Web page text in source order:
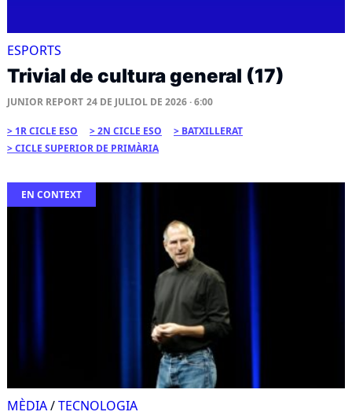
ESPORTS
Trivial de cultura general (17)
JUNIOR REPORT 24 DE JULIOL DE 2026 · 6:00
1R CICLE ESO 2N CICLE ESO
BATXILLERAT
CICLE SUPERIOR DE PRIMÀRIA
EN CONTEXT
MÈDIA/TECNOLOGIA